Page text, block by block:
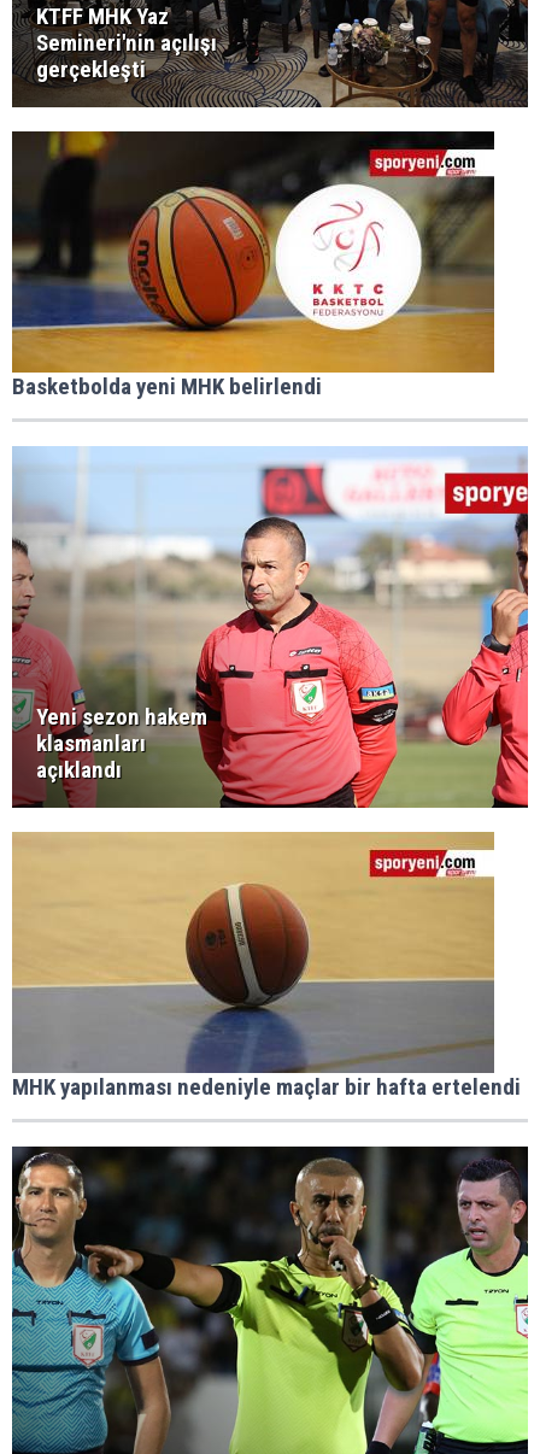
KTFF MHK Yaz
Semineri'nin açılışı
gerçekleşti
Basketbolda yeni MHK belirlendi
Yeni sezon hakem
klasmanları
açıklandı
MHK yapılanması nedeniyle maçlar bir hafta ertelendi